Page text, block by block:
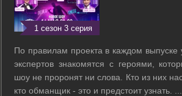
1 сезон 3 серия
По правилам проекта в каждом выпуске
экспертов знакомятся с героями,
шоу не проронят ни слова. Кто из них
кто обманщик - это и предстоит узнать. ...